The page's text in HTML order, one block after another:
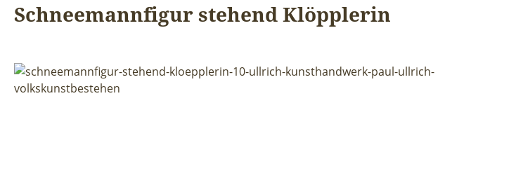
Schneemannfigur stehend Klöpplerin
Bildergalerie überspringen